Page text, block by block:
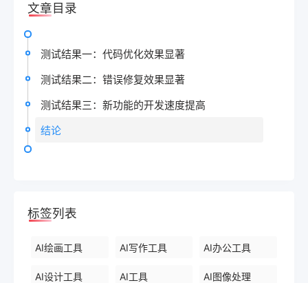
文章目录
测试结果一：代码优化效果显著
测试结果二：错误修复效果显著
测试结果三：新功能的开发速度提高
结论
标签列表
AI绘画工具 AI写作工具 AI办公工具
AI设计工具 AI工具 AI图像处理